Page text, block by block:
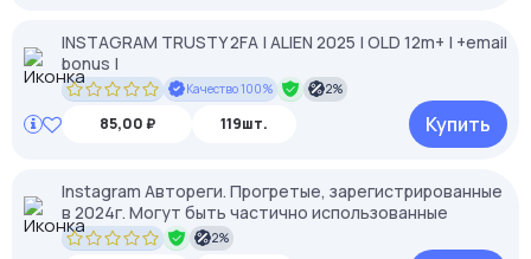
INSTAGRAM TRUSTY 2FA | ALIEN 2025 | OLD 12m+ | +email
bonus |
Качество 100% 2%
85,00 ₽ 119шт. Купить
Instagram Автореги. Прогретые, зарегистрированные
в 2024г. Могут быть частично использованные
2%